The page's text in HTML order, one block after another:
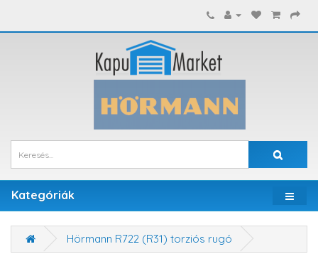
Kategóriák
Hörmann R722 (R31) torziós rugó